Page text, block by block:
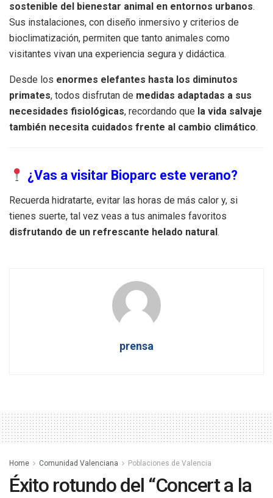
sostenible del bienestar animal en entornos urbanos.
Sus instalaciones, con diseño inmersivo y criterios de
bioclimatización, permiten que tanto animales como
visitantes vivan una experiencia segura y didáctica.
Desde los enormes elefantes hasta los diminutos
primates, todos disfrutan de medidas adaptadas a sus
necesidades fisiológicas, recordando que la vida salvaje
también necesita cuidados frente al cambio climático.
¿Vas a visitar Bioparc este verano?
Recuerda hidratarte, evitar las horas de más calor y, si
tienes suerte, tal vez veas a tus animales favoritos
disfrutando de un refrescante helado natural .
prensa
Home Comunidad Valenciana Poblaciones de Valencia
Éxito rotundo del “Concert a la